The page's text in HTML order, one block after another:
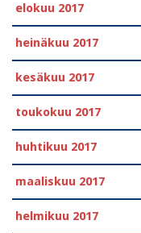
elokuu 2017
heinäkuu 2017
kesäkuu 2017
toukokuu 2017
huhtikuu 2017
maaliskuu 2017
helmikuu 2017